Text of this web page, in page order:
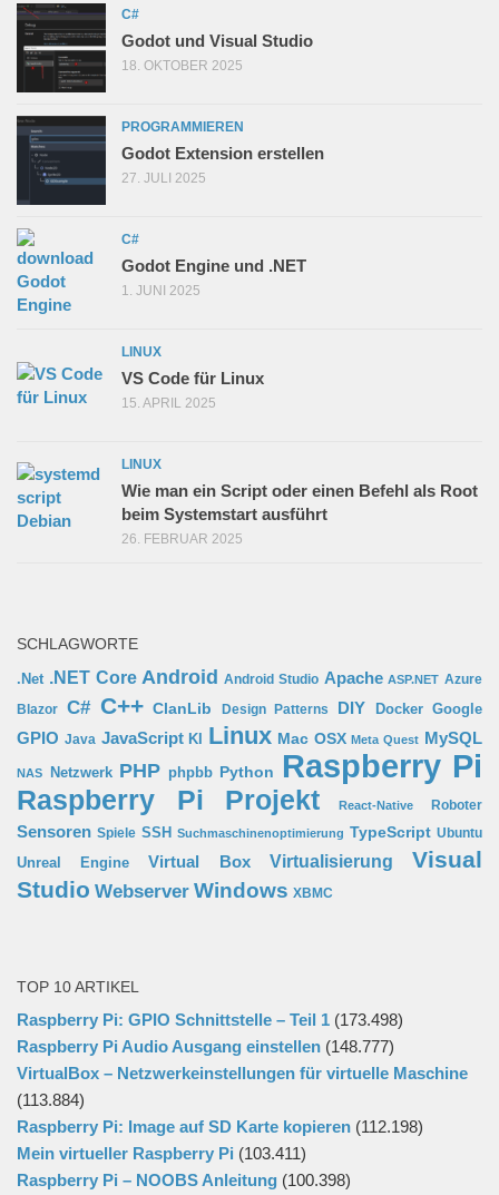
C#
Godot und Visual Studio
18. OKTOBER 2025
PROGRAMMIEREN
Godot Extension erstellen
27. JULI 2025
C#
Godot Engine und .NET
1. JUNI 2025
LINUX
VS Code für Linux
15. APRIL 2025
LINUX
Wie man ein Script oder einen Befehl als Root
beim Systemstart ausführt
26. FEBRUAR 2025
SCHLAGWORTE
.Net .NET Core Android Android Studio Apache ASP.NET Azure
Blazor C# C++ ClanLib Design Patterns DIY Docker Google
GPIO Java JavaScript KI Linux Mac OSX Meta Quest MySQL
NAS Netzwerk PHP phpbb Python Raspberry Pi
Raspberry Pi Projekt React-Native Roboter
Sensoren Spiele SSH Suchmaschinenoptimierung TypeScript Ubuntu
Unreal Engine
Virtual Box Virtualisierung
Visual
Studio Webserver Windows XBMC
TOP 10 ARTIKEL
Raspberry Pi: GPIO Schnittstelle – Teil 1 (173.498)
Raspberry Pi Audio Ausgang einstellen (148.777)
VirtualBox – Netzwerkeinstellungen für virtuelle Maschine
(113.884)
Raspberry Pi: Image auf SD Karte kopieren (112.198)
Mein virtueller Raspberry Pi (103.411)
Raspberry Pi – NOOBS Anleitung (100.398)